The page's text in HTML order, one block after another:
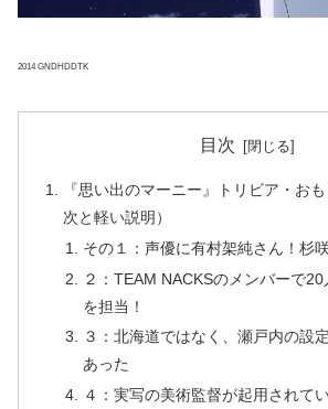
2014 GNDHDDTK
目次
『思い出のマーニー』トリビア・お
次と軽い説明）
その１：声優に有村架純さん！杉
２：TEAM NACKSのメンバーで
を担当！
３：北海道ではなく、瀬戸内の設
あった
４：実写の美術監督が起用されてい